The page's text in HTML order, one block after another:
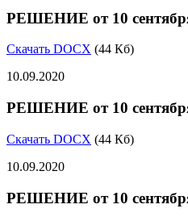
РЕШЕНИЕ от 10
Скачать DOCX (44 Кб)
10.09.2020
РЕШЕНИЕ от 10
Скачать DOCX (44 Кб)
10.09.2020
РЕШЕНИЕ от 10